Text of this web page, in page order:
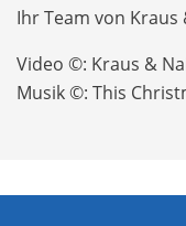
Ihr Team von Kraus
Video ©: Kraus &
Musik ©: This